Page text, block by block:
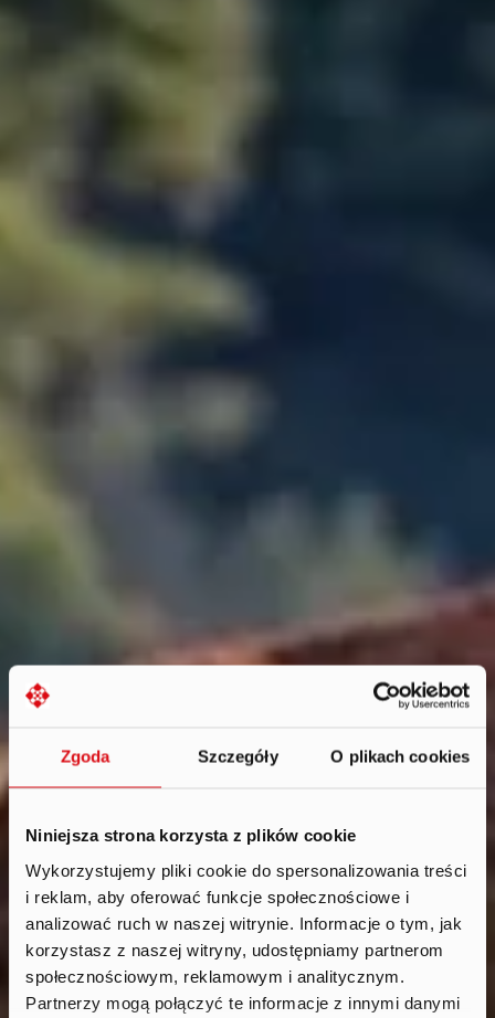
Zgoda Szczegóły O plikach cookies
Niniejsza strona korzysta z plików cookie
Wykorzystujemy pliki cookie do spersonalizowania treści
i reklam, aby oferować funkcje społecznościowe i
analizować ruch w naszej witrynie. Informacje o tym, jak
korzystasz z naszej witryny, udostępniamy partnerom
społecznościowym, reklamowym i analitycznym.
Partnerzy mogą połączyć te informacje z innymi danymi
Aktualności.
2024